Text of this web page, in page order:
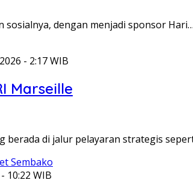
sosialnya, dengan menjadi sponsor Hari…
- 2:17 WIB
Marseille
berada di jalur pelayaran strategis
10:22 WIB